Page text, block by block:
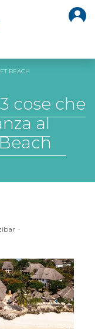
BEACH
cose che
al
-